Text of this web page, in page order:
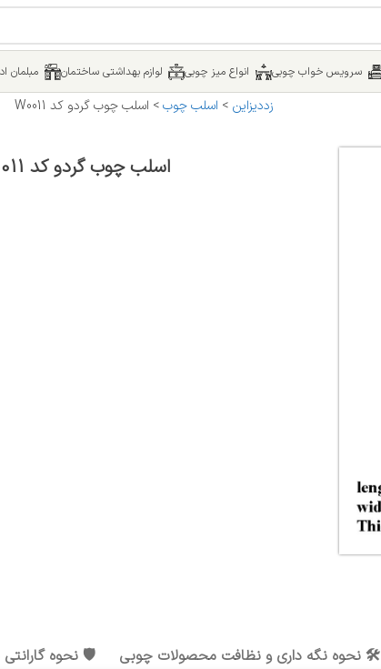
سرویس خواب چوبی انواع میز چوبی لوازم بهداشتی ساختمان مبلمان
زددیزاین > اسلب چوب> اسلب چوب گردو کد W0011
اسلب چوب گردو کد W0011
🛠️ نحوه نگه داری و نظافت محصولات چوبی 🛡️ نحوه